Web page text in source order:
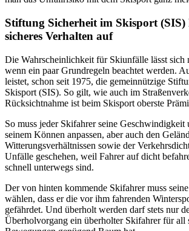
Stiftung Sicherheit im Skisport
sicheres Verhalten auf
Die Wahrscheinlichkeit für Skiunfälle lässt sich
wenn ein paar Grundregeln beachtet werden.
leistet, schon seit 1975, die gemeinnützige
Skisport (SIS). So gilt, wie auch im
Rücksichtnahme ist beim Skisport oberste
So muss jeder Skifahrer seine Geschwindigkeit
seinem Können anpassen, aber auch den
Witterungsverhältnissen sowie der
Unfälle geschehen, weil Fahrer auf dicht
schnell unterwegs sind.
Der von hinten kommende Skifahrer muss
wählen, dass er die vor ihm fahrenden
gefährdet. Und überholt werden darf stets nur
Überholvorgang ein überholter Skifahrer für all